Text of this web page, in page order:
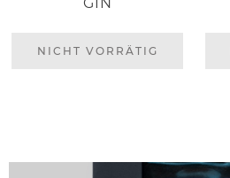
NICHT VORRÄTIG